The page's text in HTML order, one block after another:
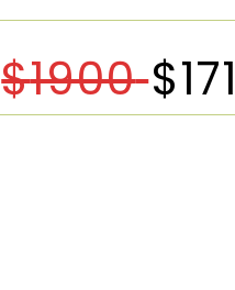
$1900 $